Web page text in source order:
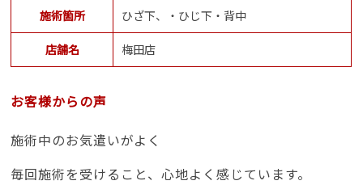
施術箇所 ひざ下、・ひじ下・背中
店舗名 梅田店
お客様からの声
施術中のお気遣いがよく
毎回施術を受けること、心地よく感じています。